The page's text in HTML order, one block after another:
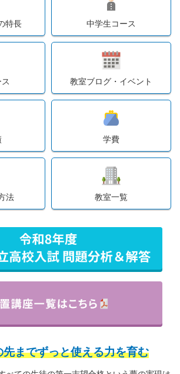
特長 中学生コース
教室ブログ・イベント
学費
法 教室一覧
までずっと使える力を育む